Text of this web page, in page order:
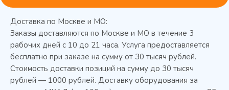
Колода разрубочная КР-5/5
Доставка по Москве и МО:
Заказы доставляются по Москве и МО в течение 3
рабочих дней с 10 до 21 часа. Услуга предоставляется
бесплатно при заказе на сумму от 30 тысяч рублей.
Стоимость доставки позиций на сумму до 30 тысяч
рублей — 1000 рублей. Доставку оборудования за